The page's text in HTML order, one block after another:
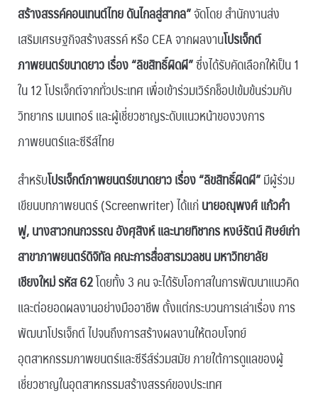
สร้างสรรค์คอนเทนต์ไทย ดันไกลสู่สากล”จัดโดย สำนักงานส่ง
เสริมเศรษฐกิจสร้างสรรค์ หรือ CEA จากผลงานโปรเจ็กต์
ภาพยนตร์ขนาดยาว เรื่อง “ลิขสิทธิ์ผิดผี”ซึ่งได้รับคัดเลือกให้เป็น 1
ใน 12 โปรเจ็กต์จากทั่วประเทศ เพื่อเข้าร่วมเวิร์กช็อปเข้มข้นร่วมกับ
วิทยากร เมนเทอร์ และผู้เชี่ยวชาญระดับแนวหน้าของวงการ
ภาพยนตร์และซีรีส์ไทย
สำหรับโปรเจ็กต์ภาพยนตร์ขนาดยาว เรื่อง “ลิขสิทธิ์ผิดผี”มีผู้ร่วม
เขียนบทภาพยนตร์ (Screenwriter) ได้แก่นายอณุพงศ์ แก้วคำ
ฟู, นางสาวกนกวรรณ อังศุสิงห์ และนายทิชากร หงษ์รัตน์ ศิษย์เก่า
สาขาภาพยนตร์ดิจิทัล คณะการสื่อสารมวลชน มหาวิทยาลัย
เชียงใหม่ รหัส 62โดยทั้ง 3 คน จะได้รับโอกาสในการพัฒนาแนวคิด
และต่อยอดผลงานอย่างมืออาชีพ ตั้งแต่กระบวนการเล่าเรื่อง การ
พัฒนาโปรเจ็กต์ ไปจนถึงการสร้างผลงานให้ตอบโจทย์
อุตสาหกรรมภาพยนตร์และซีรีส์ร่วมสมัย ภายใต้การดูแลของผู้
เชี่ยวชาญในอุตสาหกรรมสร้างสรรค์ของประเทศ